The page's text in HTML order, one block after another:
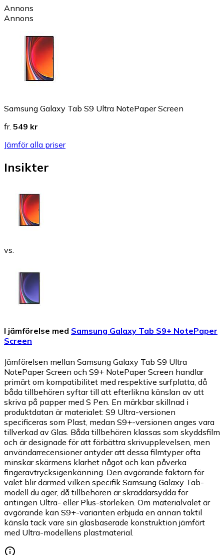
Annons
Annons
Samsung Galaxy Tab S9 Ultra NotePaper Screen
fr. 549 kr
Jämför alla priser
Insikter
vs.
I jämförelse med Samsung Galaxy Tab S9+ NotePaper
Screen
Jämförelsen mellan Samsung Galaxy Tab S9 Ultra
NotePaper Screen och S9+ NotePaper Screen handlar
primärt om kompatibilitet med respektive surfplatta, då
båda tillbehören syftar till att efterlikna känslan av att
skriva på papper med S Pen. En märkbar skillnad i
produktdatan är materialet: S9 Ultra-versionen
specificeras som Plast, medan S9+-versionen anges vara
tillverkad av Glas. Båda tillbehören klassas som skyddsfilm
och är designade för att förbättra skrivupplevelsen, men
användarrecensioner antyder att dessa filmtyper ofta
minskar skärmens klarhet något och kan påverka
fingeravtrycksigenkänning. Den avgörande faktorn för
valet blir därmed vilken specifik Samsung Galaxy Tab-
modell du äger, då tillbehören är skräddarsydda för
antingen Ultra- eller Plus-storleken. Om materialvalet är
avgörande kan S9+-varianten erbjuda en annan taktil
känsla tack vare sin glasbaserade konstruktion jämfört
med Ultra-modellens plastmaterial.